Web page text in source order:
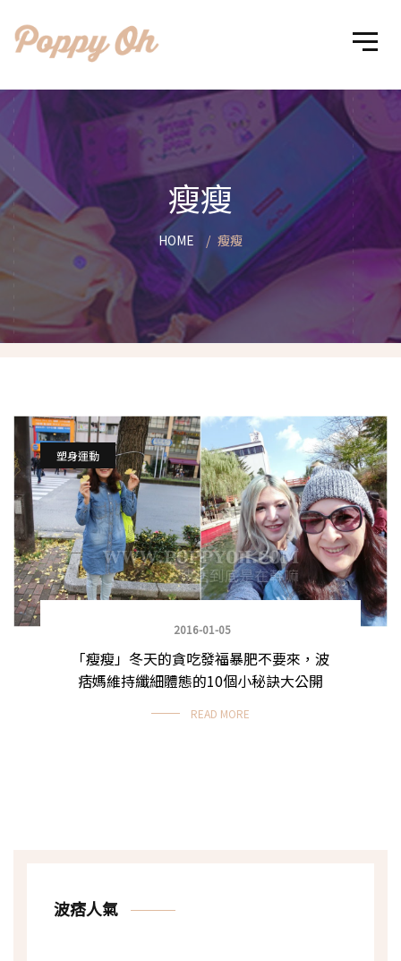
瘦瘦
HOME 瘦瘦
塑身運動
2016-01-05
「瘦瘦」冬天的貪吃發福暴肥不要來，波
痞媽維持纖細體態的10個小秘訣大公開
READ MORE
波痞人氣